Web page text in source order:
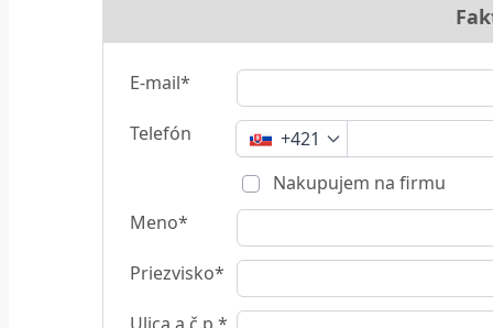
E-mail*
Telefón
+421
Nakupujem na firmu
Meno*
Priezvisko*